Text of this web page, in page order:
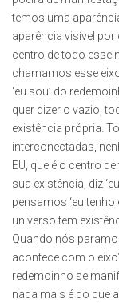
temos uma
aparência visível por
centro de todo esse
chamamos esse eixo
‘eu sou’ do
quer dizer o vazio,
existência própria.
interconectadas,
EU, que é o centro
sua existência, diz
pensamos ‘eu
universo tem
Quando nós
acontece com o
redemoinho se
nada mais é do que